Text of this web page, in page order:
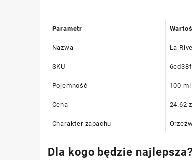
Parametr
Nazwa La
SKU
Pojemność 100 ml
Cena 24.62
Charakter zapachu
Dla kogo będzie najlepsza?